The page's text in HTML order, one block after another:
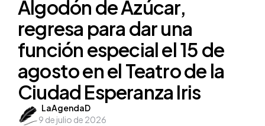
Algodón de Azúcar,
regresa para dar una
función especial el 15 de
agosto en el Teatro de la
Ciudad Esperanza Iris
Posted
by
LaAgendaD
9 de julio de 2026